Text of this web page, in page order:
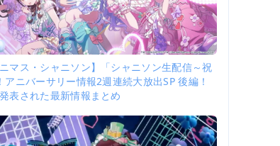
ニマス・シャニソン】「シャニソン生配信～祝
アニバーサリー情報2週連続大放出SP 後編！
表された最新情報まとめ